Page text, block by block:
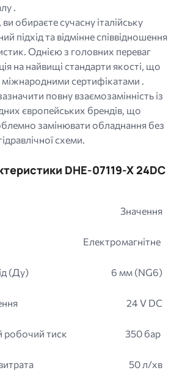
.
обираєте сучасну італійську
підхід та відмінне співвідношення
Однією з головних переваг
на найвищі стандарти якості, що
сертифікатами .
повну взаємозамінність із
європейських брендів, що
замінювати обладнання без
схеми.
DHE-07119-X 24DC
Значення
Електромагнітне
(Ду) 6 мм (NG6)
24 V DC
робочий тиск 350 бар
50 л/хв